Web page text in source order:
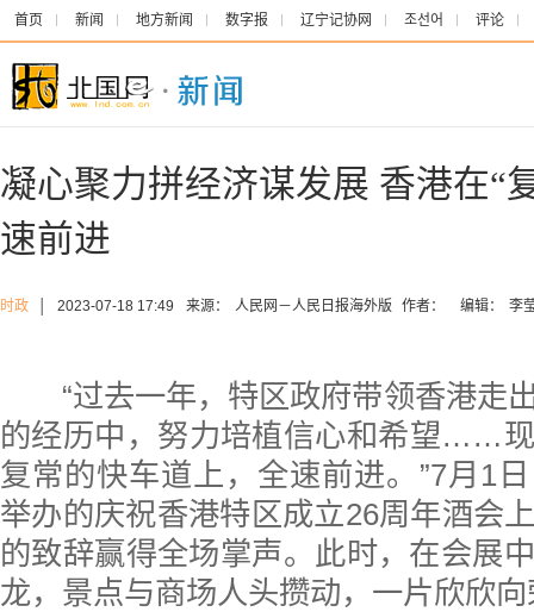
首页 新闻 地方新闻 数字报 辽宁记协网 조선어 评论
凝心聚力拼经济谋发展 香港在“
速前进
时政 2023-07-18 17:49 来源： 人民网－人民日报海外版 作者： 编辑： 李
“过去一年，特区政府带领香港走
的经历中，努力培植信心和希望……
复常的快车道上，全速前进。”7月1
举办的庆祝香港特区成立26周年酒会
的致辞赢得全场掌声。此时，在会展
龙，景点与商场人头攒动，一片欣欣